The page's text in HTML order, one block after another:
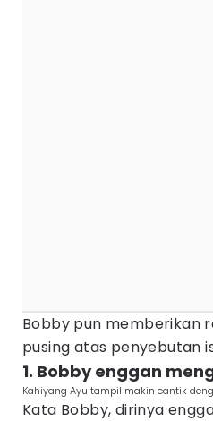
Bobby pun memberikan
pusing atas penyebutan
1. Bobby enggan
Kahiyang Ayu tampil makin cantik
Kata Bobby, dirinya